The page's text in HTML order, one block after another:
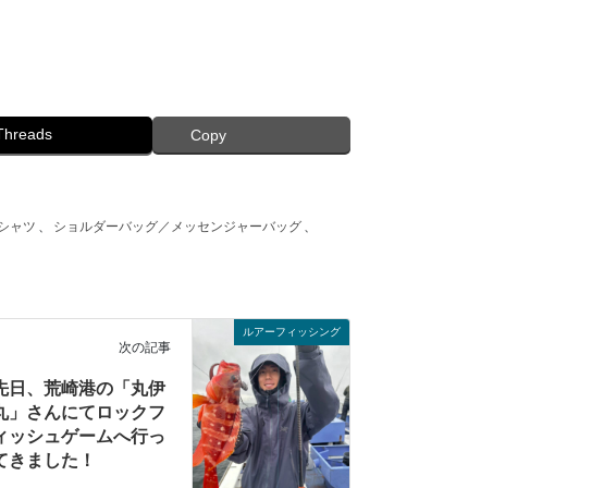
Copy
ャツ 、 ショルダーバッグ／メッセンジャーバッグ 、
ルアーフィッシング
次の記事
日、荒崎港の「丸伊
」さんにてロックフ
ッシュゲームへ行っ
きました！